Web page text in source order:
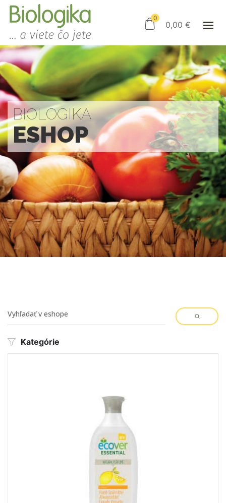
ESHOP
AKO NAKUPOVAŤ
KAMENNÝ OBCHOD
KONTAKT
0
0,00 €
PRIHLÁSENIE
BIOLOGIKA
ESHOP
Kategórie